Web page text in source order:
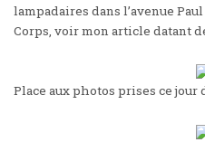
lampadaires dans l’avenue
Corps, voirmon article datant
Place aux photos prises ce jour